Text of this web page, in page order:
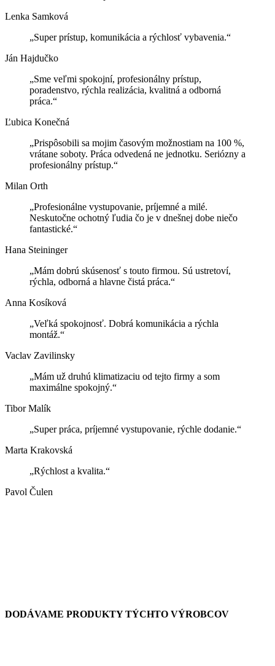
Lenka Samková
„Super prístup, komunikácia a rýchlosť vybavenia.“
Ján Hajdučko
„Sme veľmi spokojní, profesionálny prístup,
poradenstvo, rýchla realizácia, kvalitná a odborná
práca.“
Ľubica Konečná
„Prispôsobili sa mojim časovým možnostiam na 100 %,
vrátane soboty. Práca odvedená ne jednotku. Seriózny a
profesionálny prístup.“
Milan Orth
„Profesionálne vystupovanie, príjemné a milé.
Neskutočne ochotný ľudia čo je v dnešnej dobe niečo
fantastické.“
Hana Steininger
„Mám dobrú skúsenosť s touto firmou. Sú ustretoví,
rýchla, odborná a hlavne čistá práca.“
Anna Kosíková
„Veľká spokojnosť. Dobrá komunikácia a rýchla
montáž.“
Vaclav Zavilinsky
„Mám už druhú klimatizaciu od tejto firmy a som
maximálne spokojný.“
Tibor Malík
„Super práca, príjemné vystupovanie, rýchle dodanie.“
Marta Krakovská
„Rýchlost a kvalita.“
Pavol Čulen
DODÁVAME PRODUKTY TÝCHTO VÝROBCOV